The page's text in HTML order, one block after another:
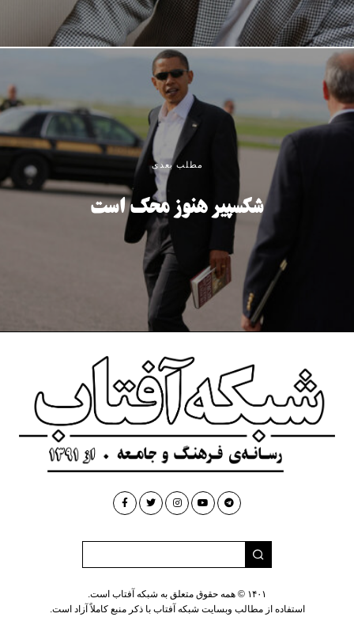
مطلب بعدی
شکسپیر هنوز محک است
۱۴۰۱ © همه حقوق متعلق به شبکه آفتاب است.
استفاده از مطالب وبسایت شبکه آفتاب با ذکر منبع کاملاً آزاد است.